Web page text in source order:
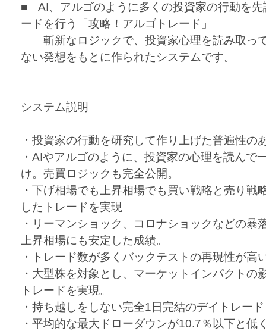
■ AI、アルゴのように多くの投資家の行動を先
ードを行う「攻略！アルゴトレード」
斬新なロジックで、投資家心理を読み取っ
ない発想をもとに作られたシステムです。
システム説明
・投資家の行動を研究して作り上げた普遍性の
・AIやアルゴのように、投資家の心理を読んで
け。売買ロジックも完全公開。
・下げ相場でも上昇相場でも買い戦略と売り戦
したトレードを実現
・リーマンショック、コロナショックなどの暴
上昇相場にも安定した成績。
・トレード数が多くバックテストの再現性が高
・大型株を対象とし、マーケットインパクトの
トレードを実現。
・持ち越しをしない完全1日完結のデイトレード
・平均的な最大ドローダウンが10.7％以下と低